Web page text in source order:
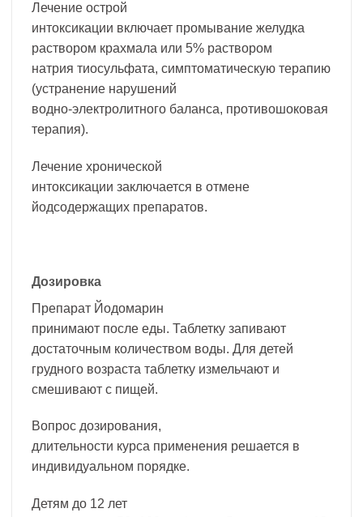
Лечение острой
интоксикации включает промывание желудка
раствором крахмала или 5% раствором
натрия тиосульфата, симптоматическую терапию
(устранение нарушений
водно-электролитного баланса, противошоковая
терапия).
Лечение хронической
интоксикации заключается в отмене
йодсодержащих препаратов.
Дозировка
Препарат Йодомарин
принимают после еды. Таблетку запивают
достаточным количеством воды. Для детей
грудного возраста таблетку измельчают и
смешивают с пищей.
Вопрос дозирования,
длительности курса применения решается в
индивидуальном порядке.
Детям до 12 лет